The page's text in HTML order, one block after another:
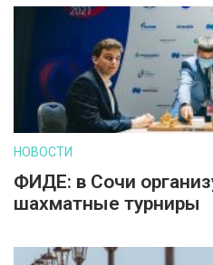
НОВОСТИ
ФИДЕ: в Сочи
шахматные турниры